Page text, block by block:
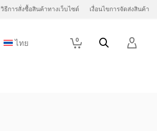
วิธีการสั่งซื้อสินค้าทางเว็บไซต์ เงื่อนไขการจัดส่งสินค้า
ไทย 0